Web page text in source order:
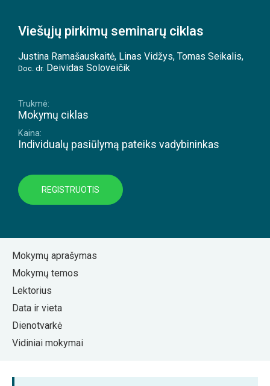
Viešųjų pirkimų seminarų ciklas
Justina Ramašauskaitė, Linas Vidžys, Tomas Seikalis,
Doc. dr. Deividas Soloveičik
Trukmė:
Mokymų ciklas
Kaina:
Individualų pasiūlymą pateiks vadybininkas
REGISTRUOTIS
Mokymų aprašymas
Mokymų temos
Lektorius
Data ir vieta
Dienotvarkė
Vidiniai mokymai